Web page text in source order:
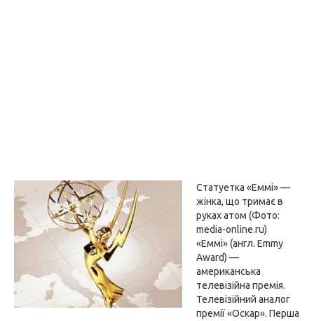
Статуетка «Еммі» —
жінка, що тримає в
руках атом (Фото:
media-online.ru)
«Еммі» (англ. Emmy
Award) —
американська
телевізійна премія.
Телевізійний аналог
премії «Оскар». Перша